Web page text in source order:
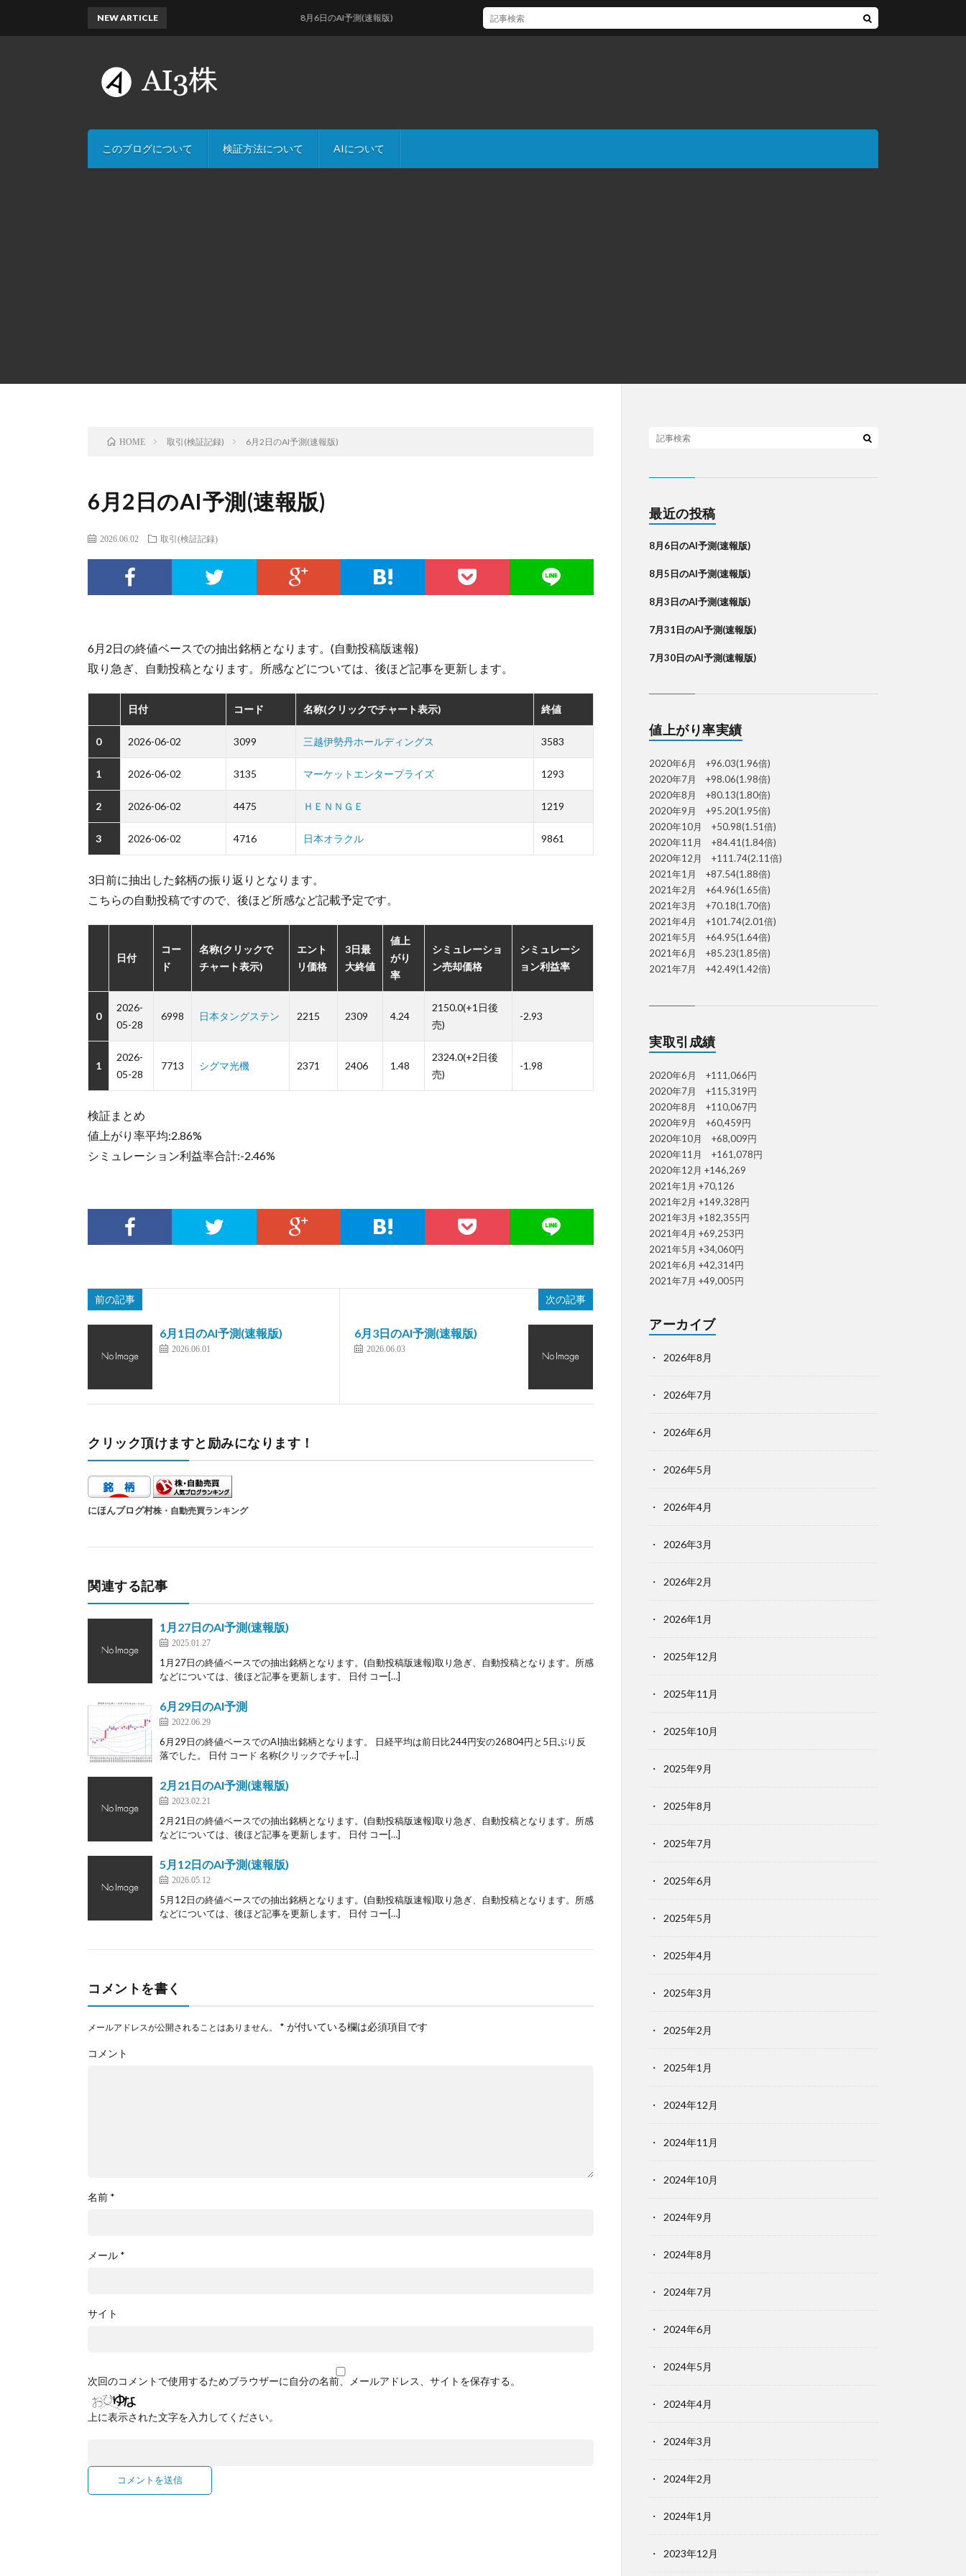
このブログについて 検証方法について AIについて
NEW ARTICLE 8月6日のAI予測(速報版)
HOME 取引(検証記録) 6月2日のAI予測(速報版)
6月2日のAI予測(速報版)
2026.06.02 取引(検証記録)
6月2日の終値ベースでの抽出銘柄となります。(自動投稿版速報)
取り急ぎ、自動投稿となります。所感などについては、後ほど記事を更新します。
日付 コード 名称(クリックでチャート表示) 終値
0 2026-06-02 3099 三越伊勢丹ホールディングス 3583
1 2026-06-02 3135 マーケットエンタープライズ 1293
2 2026-06-02 4475 ＨＥＮＮＧＥ 1219
3 2026-06-02 4716 日本オラクル 9861
3日前に抽出した銘柄の振り返りとなります。
こちらの自動投稿ですので、後ほど所感など記載予定です。
日付
コー
ド
名称(クリックで
チャート表示)
エント
リ価格
3日最
大終値
値上
がり
率
シミュレーショ
ン売却価格
シミュレーシ
ョン利益率
0
2026-
05-28
6998 日本タングステン 2215 2309 4.24
2150.0(+1日後
売)
-2.93
1
2026-
05-28
7713 シグマ光機 2371 2406 1.48
2324.0(+2日後
売)
-1.98
検証まとめ
値上がり率平均:2.86%
シミュレーション利益率合計:-2.46%
前の記事
6月1日のAI予測(速報版)
2026.06.01
次の記事
6月3日のAI予測(速報版)
2026.06.03
クリック頂けますと励みになります！
にほんブログ村株・自動売買ランキング
関連する記事
1月27日のAI予測(速報版)
2025.01.27
1月27日の終値ベースでの抽出銘柄となります。(自動投稿版速報)取り急ぎ、自動投稿となります。所感
などについては、後ほど記事を更新します。 日付 コー[…]
6月29日のAI予測
2022.06.29
6月29日の終値ベースでのAI抽出銘柄となります。 日経平均は前日比244円安の26804円と5日ぶり反
落でした。 日付 コード 名称(クリックでチャ[…]
2月21日のAI予測(速報版)
2023.02.21
2月21日の終値ベースでの抽出銘柄となります。(自動投稿版速報)取り急ぎ、自動投稿となります。所感
などについては、後ほど記事を更新します。 日付 コー[…]
5月12日のAI予測(速報版)
2026.05.12
5月12日の終値ベースでの抽出銘柄となります。(自動投稿版速報)取り急ぎ、自動投稿となります。所感
などについては、後ほど記事を更新します。 日付 コー[…]
コメントを書く
メールアドレスが公開されることはありません。 * が付いている欄は必須項目です
コメント
名前 *
メール *
サイト
次回のコメントで使用するためブラウザーに自分の名前、メールアドレス、サイトを保存する。
上に表示された文字を入力してください。
最近の投稿
8月6日のAI予測(速報版)
8月5日のAI予測(速報版)
8月3日のAI予測(速報版)
7月31日のAI予測(速報版)
7月30日のAI予測(速報版)
値上がり率実績
2020年6月 +96.03(1.96倍)
2020年7月 +98.06(1.98倍)
2020年8月 +80.13(1.80倍)
2020年9月 +95.20(1.95倍)
2020年10月 +50.98(1.51倍)
2020年11月 +84.41(1.84倍)
2020年12月 +111.74(2.11倍)
2021年1月 +87.54(1.88倍)
2021年2月 +64.96(1.65倍)
2021年3月 +70.18(1.70倍)
2021年4月 +101.74(2.01倍)
2021年5月 +64.95(1.64倍)
2021年6月 +85.23(1.85倍)
2021年7月 +42.49(1.42倍)
実取引成績
2020年6月 +111,066円
2020年7月 +115,319円
2020年8月 +110,067円
2020年9月 +60,459円
2020年10月 +68,009円
2020年11月 +161,078円
2020年12月 +146,269
2021年1月 +70,126
2021年2月 +149,328円
2021年3月 +182,355円
2021年4月 +69,253円
2021年5月 +34,060円
2021年6月 +42,314円
2021年7月 +49,005円
アーカイブ
2026年8月
2026年7月
2026年6月
2026年5月
2026年4月
2026年3月
2026年2月
2026年1月
2025年12月
2025年11月
2025年10月
2025年9月
2025年8月
2025年7月
2025年6月
2025年5月
2025年4月
2025年3月
2025年2月
2025年1月
2024年12月
2024年11月
2024年10月
2024年9月
2024年8月
2024年7月
2024年6月
2024年5月
2024年4月
2024年3月
2024年2月
2024年1月
2023年12月